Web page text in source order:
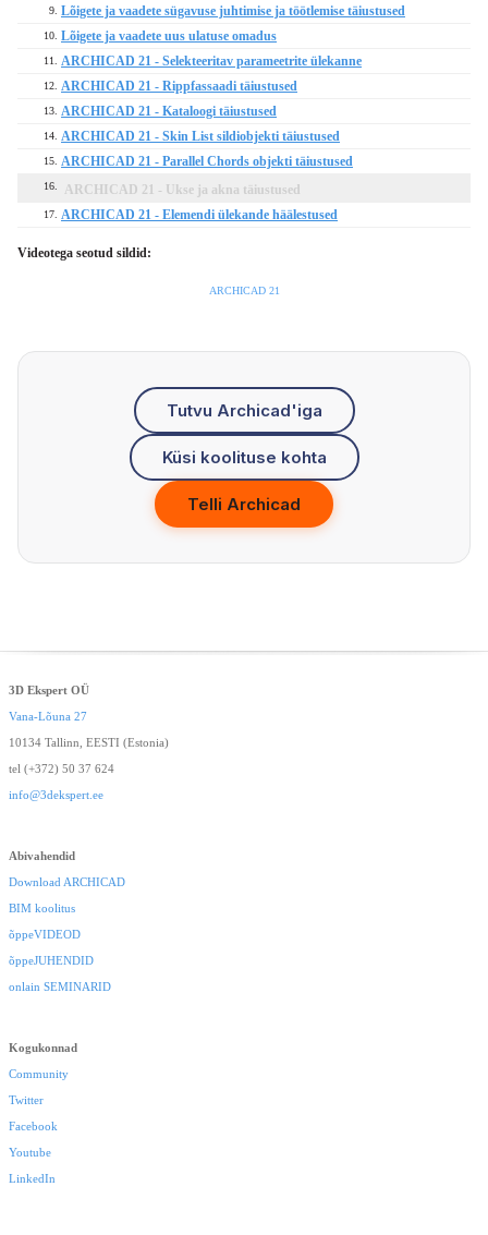
9. Lõigete ja vaadete sügavuse juhtimise ja töötlemise täiustused
10. Lõigete ja vaadete uus ulatuse omadus
11. ARCHICAD 21 - Selekteeritav parameetrite ülekanne
12. ARCHICAD 21 - Rippfassaadi täiustused
13. ARCHICAD 21 - Kataloogi täiustused
14. ARCHICAD 21 - Skin List sildiobjekti täiustused
15. ARCHICAD 21 - Parallel Chords objekti täiustused
16. ARCHICAD 21 - Ukse ja akna täiustused
17. ARCHICAD 21 - Elemendi ülekande häälestused
Videotega seotud sildid:
ARCHICAD 21
Tutvu Archicad'iga
Küsi koolituse kohta
Telli Archicad
3D Ekspert OÜ
Vana-Lõuna 27
10134 Tallinn, EESTI (Estonia)
tel (+372) 50 37 624
info@3dekspert.ee
Abivahendid
Download ARCHICAD
BIM koolitus
õppeVIDEOD
õppeJUHENDID
onlain SEMINARID
Kogukonnad
Community
Twitter
Facebook
Youtube
LinkedIn